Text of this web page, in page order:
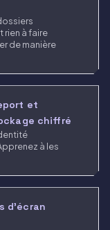
rien à faire
de manière
et
chiffré
à les
d'écran